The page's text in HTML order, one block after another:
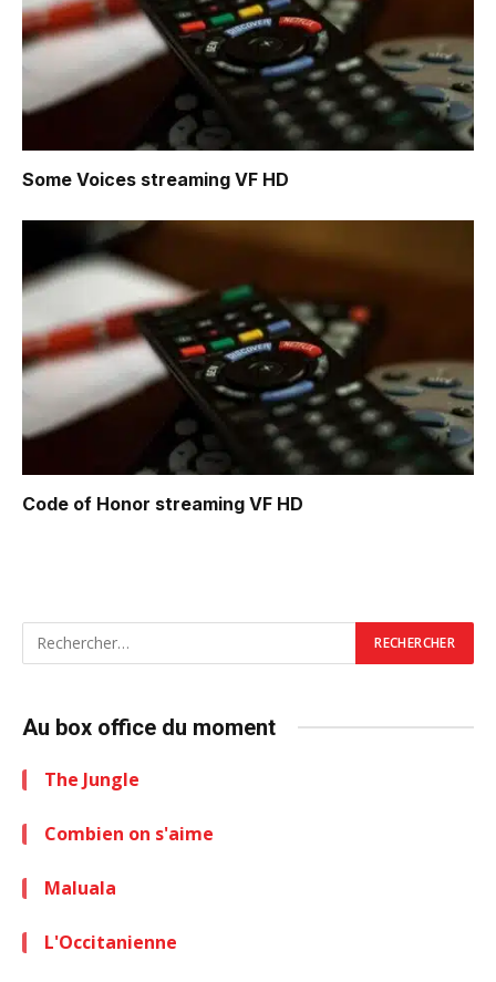
Some Voices streaming VF HD
Code of Honor streaming VF HD
Au box office du moment
The Jungle
Combien on s'aime
Maluala
L'Occitanienne